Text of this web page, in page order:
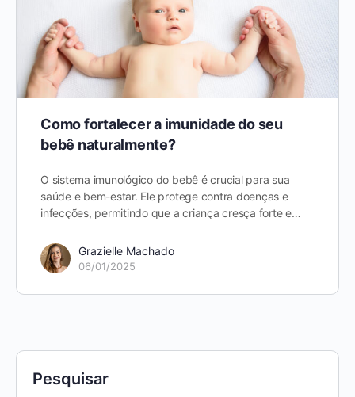
Como fortalecer a imunidade do seu
bebê naturalmente?
O sistema imunológico do bebê é crucial para sua
saúde e bem-estar. Ele protege contra doenças e
infecções, permitindo que a criança cresça forte e…
Grazielle Machado
06/01/2025
Pesquisar